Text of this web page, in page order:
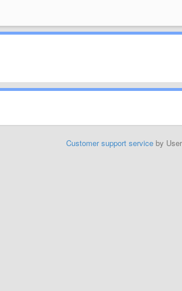
Customer support serviceby